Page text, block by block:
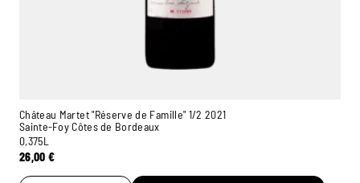
Château Martet "Réserve de Famille" 1/2 2021
Sainte-Foy Côtes de Bordeaux
0,375L
26,00€